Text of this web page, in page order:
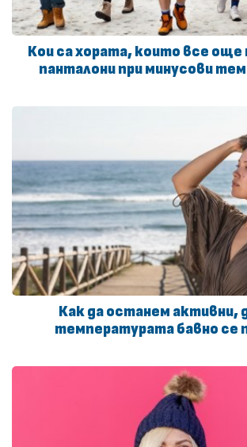
Кои са хората, които все още
панталони при минусови
Как да останем активни,
температурата бавно се